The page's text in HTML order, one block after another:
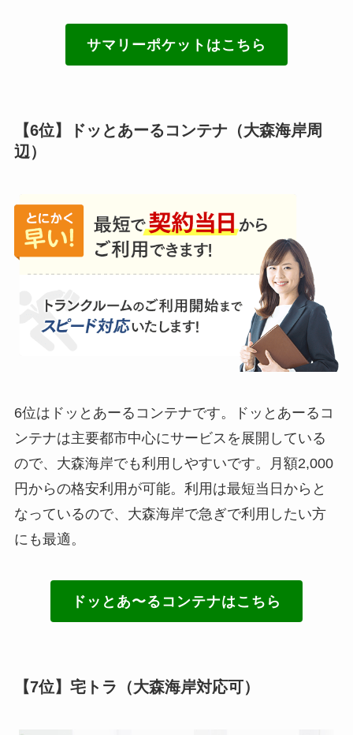
サマリーポケットはこちら
【6位】ドッとあーるコンテナ（大森海岸周
辺）
6位はドッとあーるコンテナです。ドッとあーるコ
ンテナは主要都市中心にサービスを展開している
ので、大森海岸でも利用しやすいです。月額2,000
円からの格安利用が可能。利用は最短当日からと
なっているので、大森海岸で急ぎで利用したい方
にも最適。
ドッとあ〜るコンテナはこちら
【7位】宅トラ（大森海岸対応可）